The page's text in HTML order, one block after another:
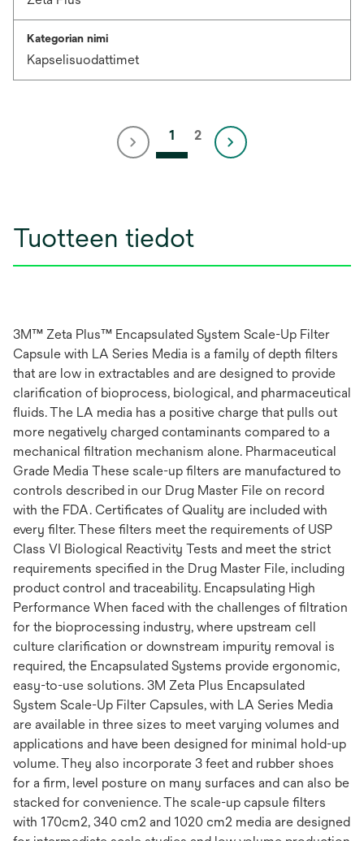
Kategorian nimi
Kapselisuodattimet
1 2
Tuotteen tiedot
3M™ Zeta Plus™ Encapsulated System Scale-Up Filter
Capsule with LA Series Media is a family of depth filters
that are low in extractables and are designed to provide
clarification of bioprocess, biological, and pharmaceutical
fluids. The LA media has a positive charge that pulls out
more negatively charged contaminants compared to a
mechanical filtration mechanism alone. Pharmaceutical
Grade Media These scale-up filters are manufactured to
controls described in our Drug Master File on record
with the FDA. Certificates of Quality are included with
every filter. These filters meet the requirements of USP
Class VI Biological Reactivity Tests and meet the strict
requirements specified in the Drug Master File, including
product control and traceability. Encapsulating High
Performance When faced with the challenges of filtration
for the bioprocessing industry, where upstream cell
culture clarification or downstream impurity removal is
required, the Encapsulated Systems provide ergonomic,
easy-to-use solutions. 3M Zeta Plus Encapsulated
System Scale-Up Filter Capsules, with LA Series Media
are available in three sizes to meet varying volumes and
applications and have been designed for minimal hold-up
volume. They also incorporate 3 feet and rubber shoes
for a firm, level posture on many surfaces and can also be
stacked for convenience. The scale-up capsule filters
with 170cm2, 340 cm2 and 1020 cm2 media are designed